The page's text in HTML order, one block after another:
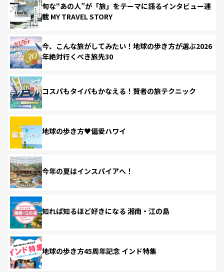
旬な“あの人”が「旅」をテーマに語るインタビュー連
載 MY TRAVEL STORY
今、こんな旅がしてみたい！地球の歩き方が選ぶ2026
年絶対行くべき旅先30
コスパもタイパもかなえる！賢者の旅テクニック
地球の歩き方♥偏愛ハワイ
今年の夏はインスパイアへ！
知れば知るほど好きになる 湘南・江の島
地球の歩き方45周年記念 インド特集